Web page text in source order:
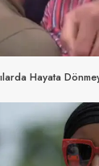
Hayata